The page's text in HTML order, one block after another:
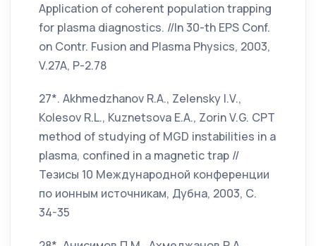
Application of coherent population trapping
for plasma diagnostics. //In 30-th EPS Conf.
on Contr. Fusion and Plasma Physics, 2003,
V.27A, P-2.78
27*. Akhmedzhanov R.A., Zelensky I.V.,
Kolesov R.L., Kuznetsova E.A., Zorin V.G. CPT
method of studying of MGD instabilities in a
plasma, confined in a magnetic trap //
Тезисы 10 Международной конференции
по ионным источникам, Дубна, 2003, С.
34-35